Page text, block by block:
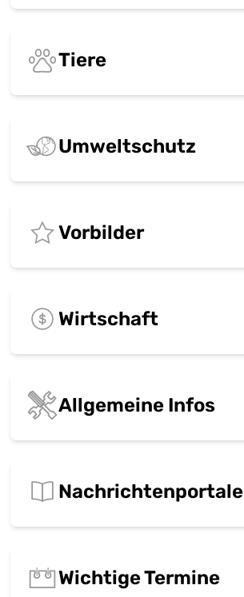
Tiere
Umweltschutz
Vorbilder
Wirtschaft
Allgemeine Infos
Nachrichtenportale
Wichtige Termine